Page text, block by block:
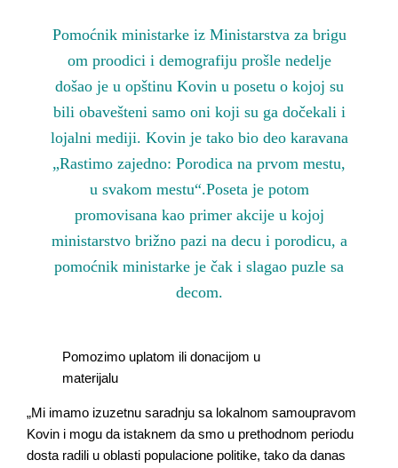
Pomoćnik ministarke iz Ministarstva za brigu
om proodici i demografiju prošle nedelje
došao je u opštinu Kovin u posetu o kojoj su
bili obavešteni samo oni koji su ga dočekali i
lojalni mediji. Kovin je tako bio deo karavana
„Rastimo zajedno: Porodica na prvom mestu,
u svakom mestu“.Poseta je potom
promovisana kao primer akcije u kojoj
ministarstvo brižno pazi na decu i porodicu, a
pomoćnik ministarke je čak i slagao puzle sa
decom.
Pomozimo uplatom ili donacijom u
materijalu
„Mi imamo izuzetnu saradnju sa lokalnom samoupravom
Kovin i mogu da istaknem da smo u prethodnom periodu
dosta radili u oblasti populacione politike, tako da danas